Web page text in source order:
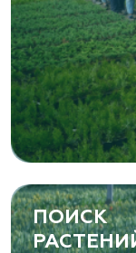
ПОИСК